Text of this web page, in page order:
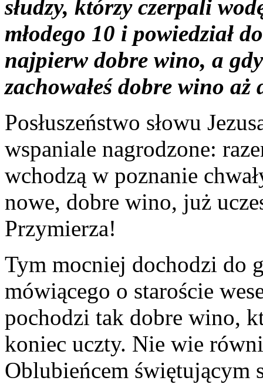
słudzy, którzy czerpali
młodego 10 i powiedział
najpierw dobre wino, a
zachowałeś dobre wino aż
Posłuszeństwo słowu
wspaniale nagrodzone:
wchodzą w poznanie
nowe, dobre wino, już
Przymierza!
Tym mocniej dochodzi do
mówiącego o staroście
pochodzi tak dobre wino,
koniec uczty. Nie wie
Oblubieńcem świętującym